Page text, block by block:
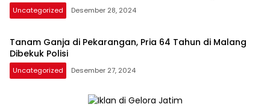
Uncategorized Desember 28, 2024
Tanam Ganja di Pekarangan, Pria 64 Tahun di Malang
Dibekuk Polisi
Uncategorized Desember 27, 2024